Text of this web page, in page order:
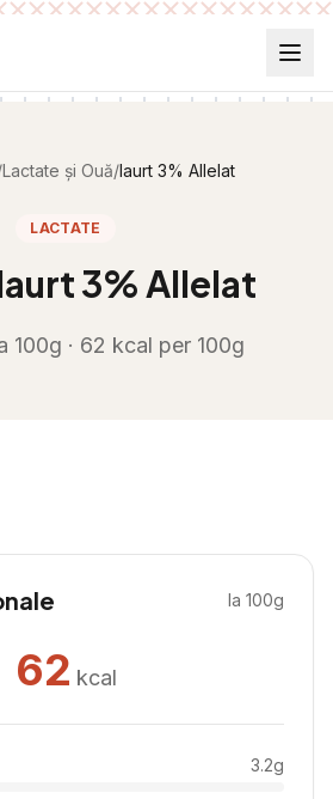
Lactate și Ouă/Iaurt 3% Allelat
LACTATE
3% Allelat
100g · 62 kcal per 100g
la 100g
62 kcal
3.2g